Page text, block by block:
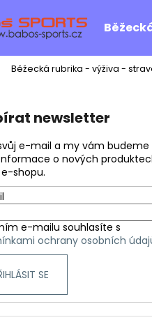
Běžecká rubrika - výživa -
newsletter
e-mail a my vám budeme
o nových
shopu.
e-mailu souhlasíte s
ochrany osobních
SE
BUNDA RONHILL EVERYDAY